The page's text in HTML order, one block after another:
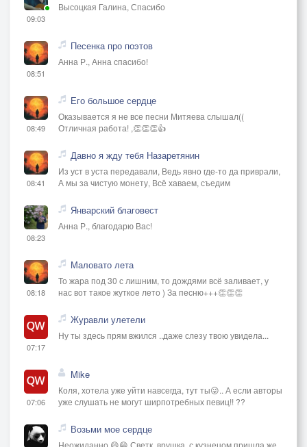
09:03
Высоцкая Галина, Спасибо
08:51
Песенка про поэтов
Анна Р., Анна спасибо!
08:49
Его большое сердце
Оказывается я не все песни Митяева слышал((
Отличная работа! ,👏👏👏👍
08:41
Давно я жду тебя Назаретянин
Из уст в уста передавали, Ведь явно где-то да приврали,
А мы за чистую монету, Всё хаваем, съедим
08:23
Январский благовест
Анна Р., благодарю Вас!
08:18
Маловато лета
То жара под 30 с лишним, то дождями всё заливает, у
нас вот такое жуткое лето ) За песню+++👏👏👏
07:17
Журавли улетели
Ну ты здесь прям вжился ..даже слезу твою увидела...
07:06
Mike
Коля, хотела уже уйти навсегда, тут ты😜.. А если авторы
уже слушать не могут ширпотребных певиц!! ??
Возьми мое сердце